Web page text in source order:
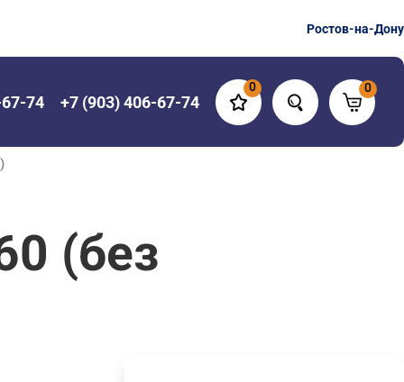
Ростов-на-Дону
74 +7 (903) 406-67-74
0 0
(без